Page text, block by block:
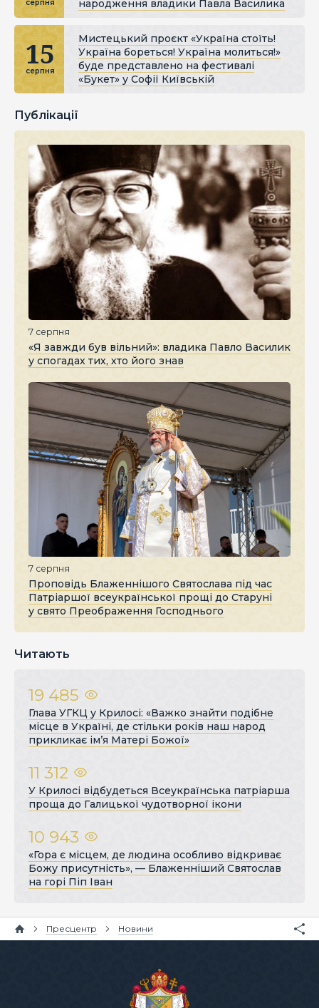
серпня
народження владики Павла Василика
15
серпня
Мистецький проєкт «Україна стоїть!
Україна бореться! Україна молиться!»
буде представлено на фестивалі
«Букет» у Софії Київській
Публікації
7 серпня
«Я завжди був вільний»: владика Павло Василик
у спогадах тих, хто його знав
7 серпня
Проповідь Блаженнішого Святослава під час
Патріаршої всеукраїнської прощі до Старуні
у свято Преображення Господнього
Читають
19 485
Глава УГКЦ у Крилосі: «Важко знайти подібне
місце в Україні, де стільки років наш народ
прикликає ім’я Матері Божої»
11 312
У Крилосі відбудеться Всеукраїнська патріарша
проща до Галицької чудотворної ікони
10 943
«Гора є місцем, де людина особливо відкриває
Божу присутність», — Блаженніший Святослав
на горі Піп Іван
Пресцентр Новини